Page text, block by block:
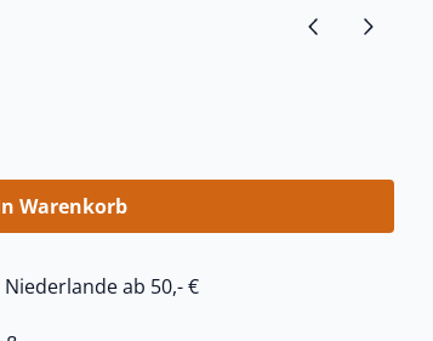
Warenkorb
ab 50,- €